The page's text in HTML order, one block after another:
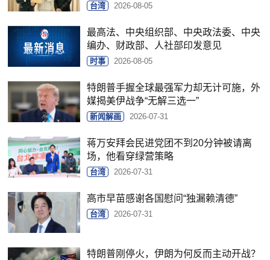
台湾 2026-08-05
最高法、中央组织部、中央政法委、中央
编办、财政部、人社部印发意见
时事 2026-08-05
特朗普手握全球最强军力却无计可施，外
媒揭美伊战争“无解三选一”
新闻解画 2026-07-31
蒋万安拜会民进党团不到20分钟被请离
场，他看穿绿营策略
台湾 2026-07-31
高市早苗感谢各国慰问“独漏赖清德”
台湾 2026-07-31
特朗普刚停火，伊朗为何反而主动开战？